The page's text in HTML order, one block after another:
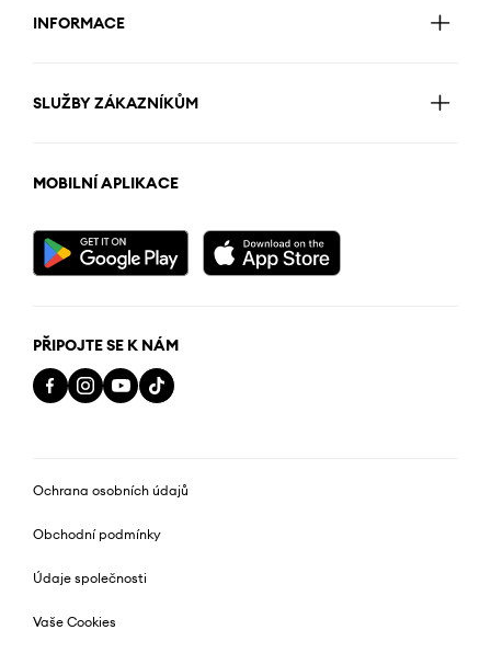
INFORMACE
SLUŽBY ZÁKAZNÍKŮM
MOBILNÍ APLIKACE
PŘIPOJTE SE K NÁM
Ochrana osobních údajů
Obchodní podmínky
Údaje společnosti
Vaše Cookies